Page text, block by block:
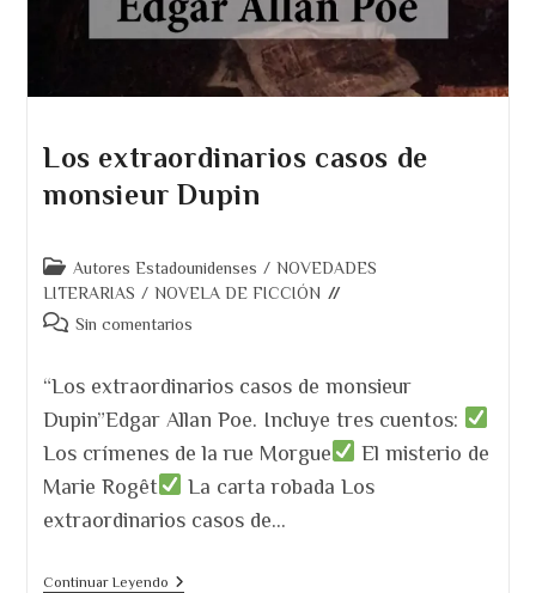
Los extraordinarios casos de
monsieur Dupin
Categoría
de
la
Autores Estadounidenses / NOVEDADES
LITERARIAS / NOVELA DE FICCIÓN
Comentarios
entrada:
Sin comentarios
“Los extraordinarios casos de monsieur
Dupin”Edgar Allan Poe. Incluye tres cuentos:
Los crímenes de la rue Morgue
El misterio de
Marie Rogêt
La carta robada Los
extraordinarios casos de…
Continuar LeyendoLos